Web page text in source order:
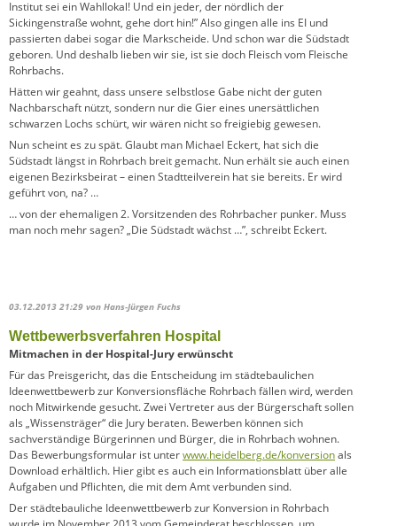
Institut sei ein Wahllokal! Und ein jeder, der nördlich der
Sickingenstraße wohnt, gehe dort hin!” Also gingen alle ins EI und
passierten dabei sogar die Markscheide. Und schon war die Südstadt
geboren. Und deshalb lieben wir sie, ist sie doch Fleisch vom Fleische
Rohrbachs.
Hätten wir geahnt, dass unsere selbstlose Gabe nicht der guten
Nachbarschaft nützt, sondern nur die Gier eines unersättlichen
schwarzen Lochs schürt, wir wären nicht so freigiebig gewesen.
Nun scheint es zu spät. Glaubt man Michael Eckert, hat sich die
Südstadt längst in Rohrbach breit gemacht. Nun erhält sie auch einen
eigenen Bezirksbeirat – einen Stadtteilverein hat sie bereits. Er wird
geführt von, na? …
… von der ehemaligen 2. Vorsitzenden des Rohrbacher punker. Muss
man noch mehr sagen? „Die Südstadt wächst …”, schreibt Eckert.
03.12.2013 21:29 von Hans-Jürgen Fuchs
Wettbewerbsverfahren Hospital
Mitmachen in der Hospital-Juryerwünscht
Für das Preisgericht, das die Entscheidung im städtebaulichen
Ideenwettbewerb zur Konversionsfläche Rohrbach fällen wird, werden
noch Mitwirkende gesucht. Zwei Vertreter aus der Bürgerschaft sollen
als „Wissensträger“ die Jury beraten. Bewerben können sich
sachverständige Bürgerinnen und Bürger, die in Rohrbach wohnen.
Das Bewerbungsformular ist unterwww.heidelberg.de/konversionals
Download erhältlich. Hier gibt es auch ein Informationsblatt über alle
Aufgaben und Pflichten, die mit dem Amt verbunden sind.
Der städtebauliche Ideenwettbewerb zur Konversion in Rohrbach